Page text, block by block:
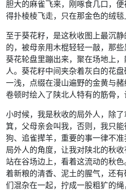
胆大的麻雀飞来，刚啄食几口，
得扑棱棱飞走，只在那金色的绒毯
至于葵花籽，是这秋收图上最沉
的，被母亲用木棍轻轻一敲，那
葵花轮盘里蹦出来，聚在场地上
人。葵花籽中间夹杂着灰白的花
一浅，点缀在漫山遍野的金黄与
卷顿时绘入了陕北人特有的筋骨，
小时候，我是秋收的局外人，除
箕，父母亲会叫我，否则，我只
狗、追雀撵羊，重要的事一律不
局外人的角度，让我对陕北的秋
站在谷场边上，看着这流动的秋
着新粮的清香、泥土的腥气，还
们混杂在一起，拧成一股粗犷的绳